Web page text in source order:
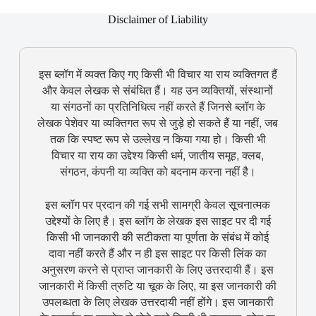
Disclaimer of Liability
इस ब्लॉग में व्यक्त किए गए किसी भी विचार या राय व्यक्तिगत हैं
और केवल लेखक से संबंधित हैं। यह उन व्यक्तियों, संस्थानों
या संगठनों का प्रतिनिधित्व नहीं करते हैं जिनसे ब्लॉग के
लेखक पेशेवर या व्यक्तिगत रूप से जुड़े हो सकते हैं या नहीं, जब
तक कि स्पष्ट रूप से उल्लेख न किया गया हो। किसी भी
विचार या राय का उद्देश्य किसी धर्म, जातीय समूह, क्लब,
संगठन, कंपनी या व्यक्ति को बदनाम करना नहीं है।
इस ब्लॉग पर प्रदान की गई सभी सामग्री केवल सूचनात्मक
उद्देश्यों के लिए है। इस ब्लॉग के लेखक इस साइट पर दी गई
किसी भी जानकारी की सटीकता या पूर्णता के संबंध में कोई
दावा नहीं करते हैं और न ही इस साइट पर किसी लिंक का
अनुसरण करने से प्राप्त जानकारी के लिए उत्तरदायी हैं। इस
जानकारी में किसी त्रुटि या चूक के लिए, या इस जानकारी की
उपलब्धता के लिए लेखक उत्तरदायी नहीं होंगे। इस जानकारी